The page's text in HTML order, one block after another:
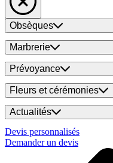
Obsèques
Marbrerie
Prévoyance
Fleurs et cérémonies
Actualités
Devis personnalisés
Demander un devis